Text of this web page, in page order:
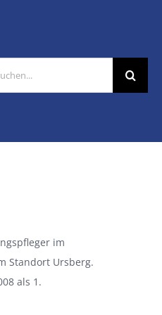
im
Standort Ursberg.
als 1.